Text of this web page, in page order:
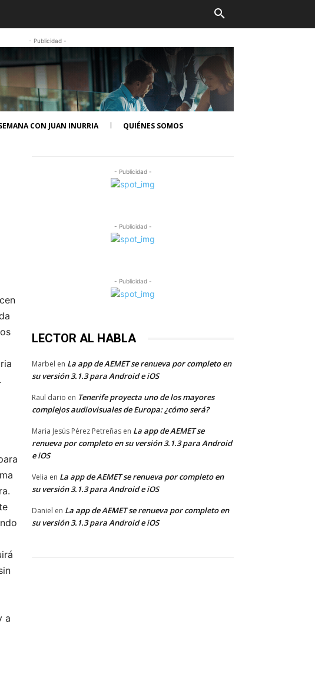
- Publicidad -
CON JUAN INURRIA QUIÉNES SOMOS
a
- Publicidad -
- Publicidad -
- Publicidad -
LECTOR AL HABLA
Marbel en La app de AEMET se renueva por completo en
su versión 3.1.3 para Android e iOS
Raul dario en Tenerife proyecta uno de los mayores
complejos audiovisuales de Europa: ¿cómo será?
Maria Jesús Pérez Petreñas en La app de AEMET se
renueva por completo en su versión 3.1.3 para Android
e iOS
Velia en La app de AEMET se renueva por completo en
su versión 3.1.3 para Android e iOS
Daniel en La app de AEMET se renueva por completo en
su versión 3.1.3 para Android e iOS